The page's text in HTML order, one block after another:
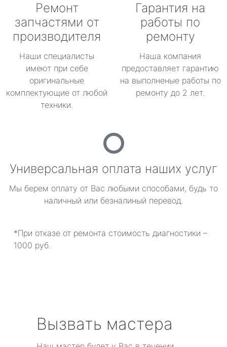
Ремонт
запчастями от
производителя
Наши специалисты
имеют при себе
оригинальные
комплектующие от любой
техники.
Гарантия на
работы по
ремонту
Наша компания
предоставляет гарантию
на выполненые работы по
ремонту до 2 лет.
Универсальная оплата наших услуг
Мы берем оплату от Вас любыми способами, будь то
наличный или безналиный перевод.
*При отказе от ремонта стоимость диагностики –
1000 руб.
Вызвать мастера